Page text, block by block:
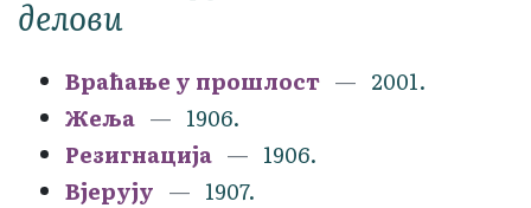
делови
Враћање у прошлост
2001.
Жеља
1906.
Резигнација
1906.
Вјерују
1907.